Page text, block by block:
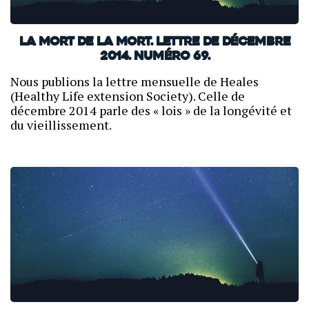
La mort de la mort. Lettre de décembre
2014. Numéro 69.
Nous publions la lettre mensuelle de Heales
(Healthy Life extension Society). Celle de
décembre 2014 parle des « lois » de la longévité et
du vieillissement.